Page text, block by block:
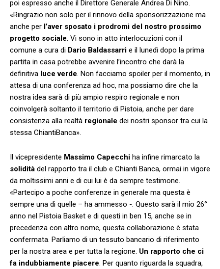
poi espresso anche il Direttore Generale Andrea Di Nino.
«Ringrazio non solo per il rinnovo della sponsorizzazione ma
anche per l’aver sposato i prodromi del nostro prossimo
progetto sociale. Vi sono in atto interlocuzioni con il
comune a cura di Dario Baldassarri e il lunedì dopo la prima
partita in casa potrebbe avvenire l’incontro che darà la
definitiva luce verde. Non facciamo spoiler per il momento, in
attesa di una conferenza ad hoc, ma possiamo dire che la
nostra idea sarà di più ampio respiro regionale e non
coinvolgerà soltanto il territorio di Pistoia, anche per dare
consistenza alla realtà regionale dei nostri sponsor tra cui la
stessa ChiantiBanca».
Il vicepresidente Massimo Capecchi ha infine rimarcato la
solidità del rapporto tra il club e Chianti Banca, ormai in vigore
da moltissimi anni e di cui lui è da sempre testimone.
«Partecipo a poche conferenze in generale ma questa è
sempre una di quelle – ha ammesso -. Questo sarà il mio 26°
anno nel Pistoia Basket e di questi in ben 15, anche se in
precedenza con altro nome, questa collaborazione è stata
confermata. Parliamo di un tessuto bancario di riferimento
per la nostra area e per tutta la regione. Un rapporto che ci
fa indubbiamente piacere. Per quanto riguarda la squadra,